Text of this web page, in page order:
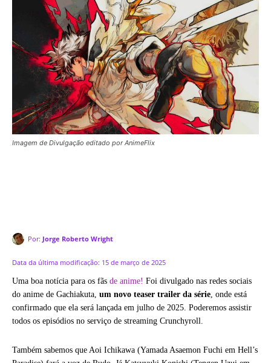
Imagem de Divulgação editado por AnimeFlix
Por: Jorge Roberto Wright
Data da última modificação: 15 de março de 2025
Uma boa notícia para os fãs de anime! Foi divulgado nas redes sociais
do anime de Gachiakuta, um novo teaser trailer da série, onde está
confirmado que ela será lançada em julho de 2025. Poderemos assistir
todos os episódios no serviço de streaming Crunchyroll.
Também sabemos que Aoi Ichikawa (Yamada Asaemon Fuchi em Hell’s